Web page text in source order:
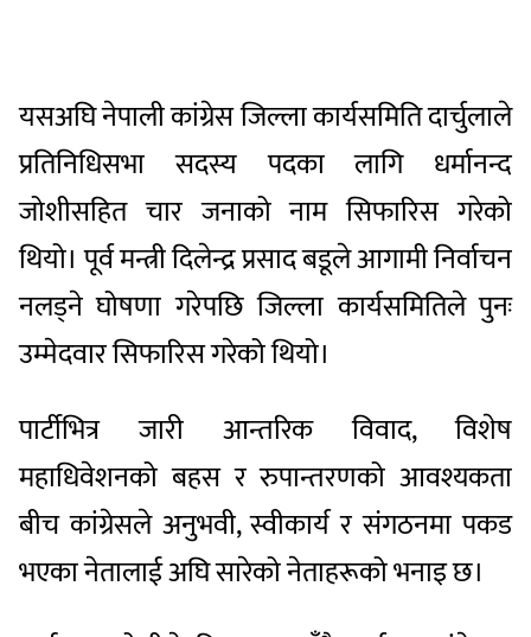
यसअघि नेपाली कांग्रेस जिल्ला कार्यसमिति दार्चुलाले
प्रतिनिधिसभा सदस्य पदका लागि धर्मानन्द
जोशीसहित चार जनाको नाम सिफारिस गरेको
थियो। पूर्व मन्त्री दिलेन्द्र प्रसाद बडूले आगामी निर्वाचन
नलड्ने घोषणा गरेपछि जिल्ला कार्यसमितिले पुनः
उम्मेदवार सिफारिस गरेको थियो।
पार्टीभित्र जारी आन्तरिक विवाद, विशेष
महाधिवेशनको बहस र रुपान्तरणको आवश्यकता
बीच कांग्रेसले अनुभवी, स्वीकार्य र संगठनमा पकड
भएका नेतालाई अघि सारेको नेताहरूको भनाइ छ।